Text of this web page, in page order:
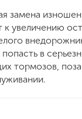
замена
к увеличению
в
тормозов,